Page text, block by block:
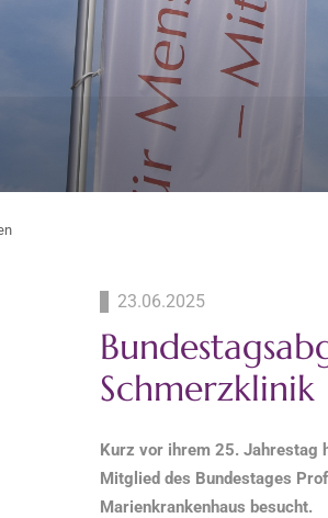
23.06.2025
Kurz vor ihrem 25. Jahrestag
Mitglied des Bundestages
Marienkrankenhaus besucht.